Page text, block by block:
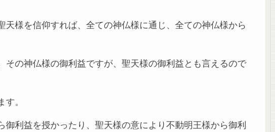
天様を信仰すれば、全ての神仏様に通じ、全ての神仏様から
その神仏様の御利益ですが、聖天様の御利益とも言えるので
。
御利益を授かったり、聖天様の意により不動明王様から御利